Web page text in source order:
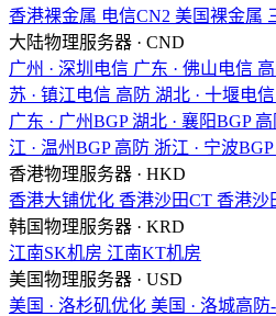
香港裸金属 电信CN2 美国裸金属
大陆物理服务器 · CND
广州 · 深圳电信 广东 · 佛山电信
苏 · 镇江电信 高防 湖北 · 十堰电信
广东 · 广州BGP 湖北 · 襄阳BGP
江 · 温州BGP 高防 浙江 · 宁波BGP
香港物理服务器 · HKD
香港大铺优化 香港沙田CT 香港沙
韩国物理服务器 · KRD
江南SK机房 江南KT机房
美国物理服务器 · USD
美国 · 洛杉矶优化 美国 · 洛城高防